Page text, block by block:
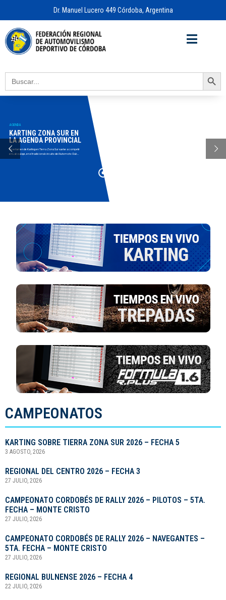
Dr. Manuel Lucero 449 Córdoba, Argentina
Search
for:
Search Button
AGENDA
KARTING ZONA SUR EN
LA AGENDA PROVINCIAL
El certamen de Karting en Tierra Zona Sur vuelve a competir
en Laboulaye, en el tradicional circuito del Automoto Club...
CAMPEONATOS
KARTING SOBRE TIERRA ZONA SUR 2026 – FECHA 5
3 AGOSTO, 2026
REGIONAL DEL CENTRO 2026 – FECHA 3
27 JULIO, 2026
CAMPEONATO CORDOBÉS DE RALLY 2026 – PILOTOS – 5TA.
FECHA – MONTE CRISTO
27 JULIO, 2026
CAMPEONATO CORDOBÉS DE RALLY 2026 – NAVEGANTES –
5TA. FECHA – MONTE CRISTO
27 JULIO, 2026
REGIONAL BULNENSE 2026 – FECHA 4
22 JULIO, 2026